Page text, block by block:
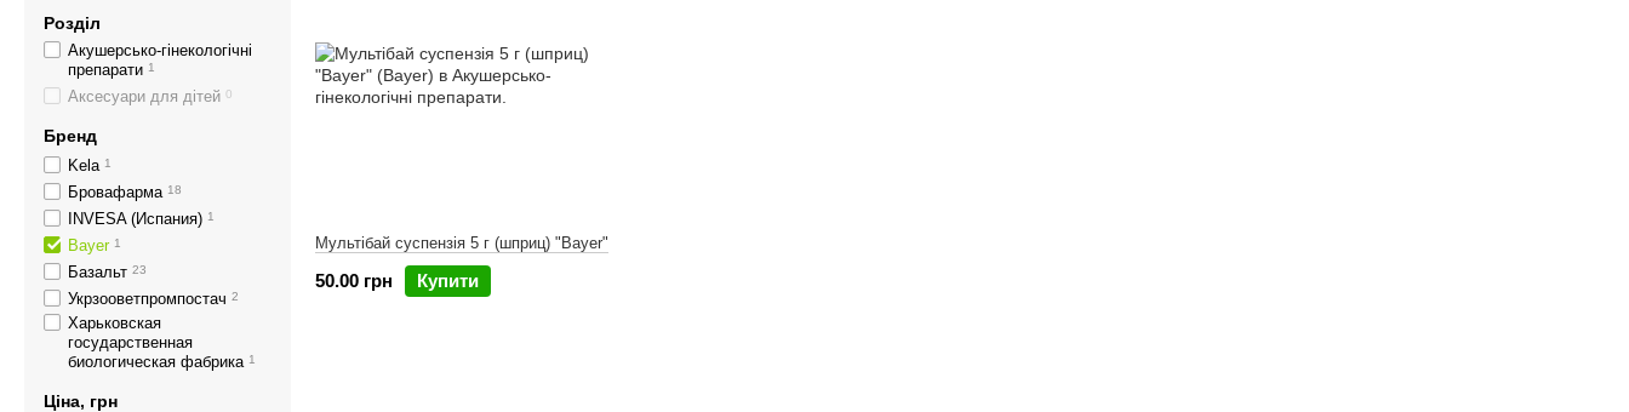
Мультібай суспензія 5 г (шприц) "Bayer"
50.00 грн Купити
Розділ
Акушерсько-гінекологічні
препарати 1
Аксесуари для дітей 0
Бренд
Kela 1
Бровафарма 18
INVESA (Испания) 1
Bayer 1
Базальт 23
Укрзооветпромпостач 2
Харьковская
государственная
биологическая фабрика 1
Ціна, грн